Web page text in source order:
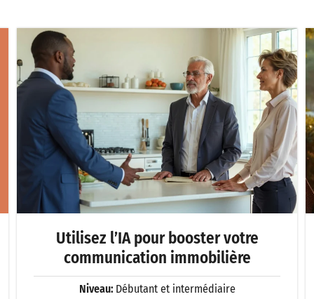
Utilisez l’IA pour booster votre
communication immobilière
Niveau: Débutant et intermédiaire